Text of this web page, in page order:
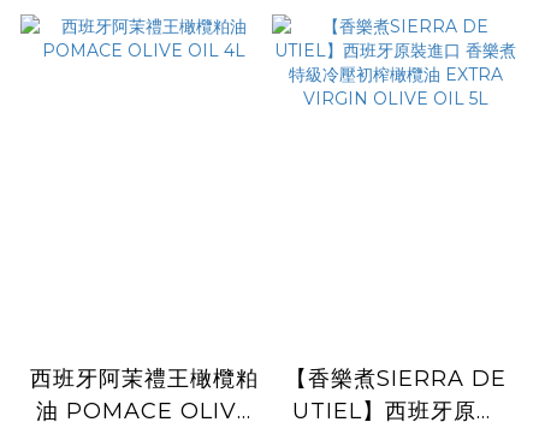
西班牙阿茉禮王橄欖粕
油 POMACE OLIVE
【香樂煮SIERRA DE
UTIEL】西班牙原裝